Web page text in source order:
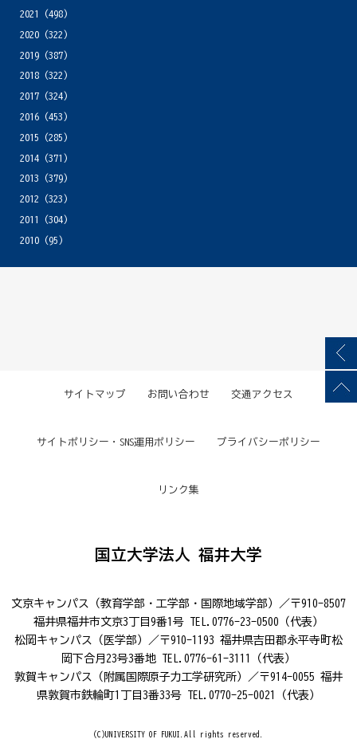
2021
(498)
2020(322)
2019(387)
2018(322)
2017(324)
2016(453)
2015 (285)
2014(371)
2013 (379)
2012 (323)
2011
(304)
2010(95)
サイトマップ お問い合わせ 交通アクセス
サイトポリシー・SNS運用ポリシー プライバシーポリシー
リンク集
国立大学法人 福井大学
文京キャンパス（教育学部・工学部・国際地域学部）／〒910-8507
福井県福井市文京3丁目9番1号 TEL.0776-23-0500（代表）
松岡キャンパス（医学部）／〒910-1193 福井県吉田郡永平寺町松
岡下合月23号3番地 TEL.0776-61-3111（代表）
敦賀キャンパス（附属国際原子力工学研究所）／〒914-0055 福井
県敦賀市鉄輪町1丁目3番33号 TEL.0770-25-0021（代表）
(C)UNIVERSITY OF FUKUI.All rights reserved.